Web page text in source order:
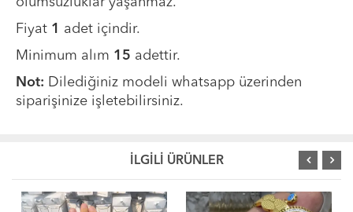
Fiyat 1
adet içindir.
Minimum alım 15 adettir.
Not: Dilediğiniz modeli whatsapp üzerinden
siparişinize işletebilirsiniz.
İLGİLİ ÜRÜNLER